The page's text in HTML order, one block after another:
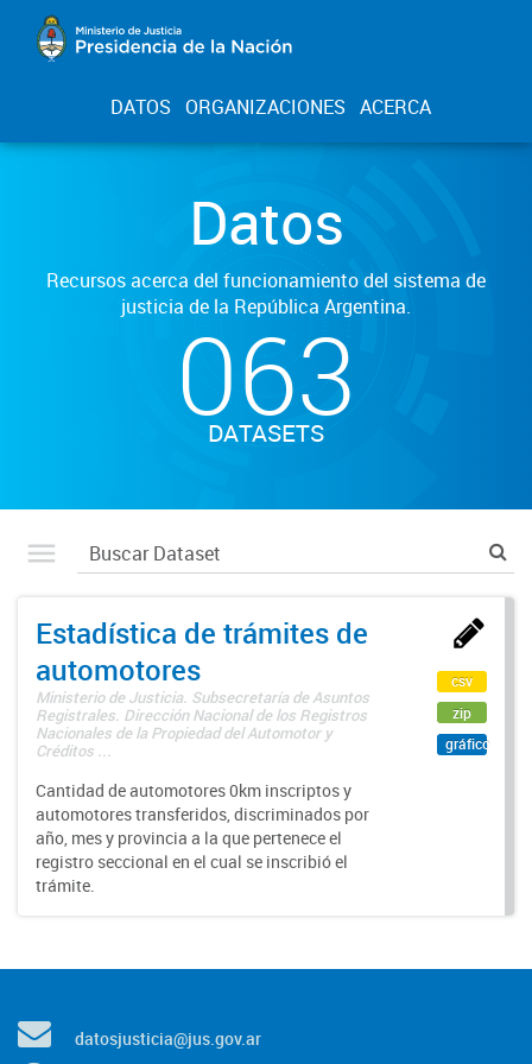
DATOS ORGANIZACIONES ACERCA
Datos
Recursos acerca del funcionamiento del sistema de
justicia de la República Argentina.
063
DATASETS
Estadística de trámites de
automotores
Ministerio de Justicia. Subsecretaría de Asuntos
Registrales. Dirección Nacional de los Registros
Nacionales de la Propiedad del Automotor y
Créditos ...
Cantidad de automotores 0km inscriptos y
automotores transferidos, discriminados por
año, mes y provincia a la que pertenece el
registro seccional en el cual se inscribió el
trámite.
csv
zip
gráfico
datosjusticia@jus.gov.ar